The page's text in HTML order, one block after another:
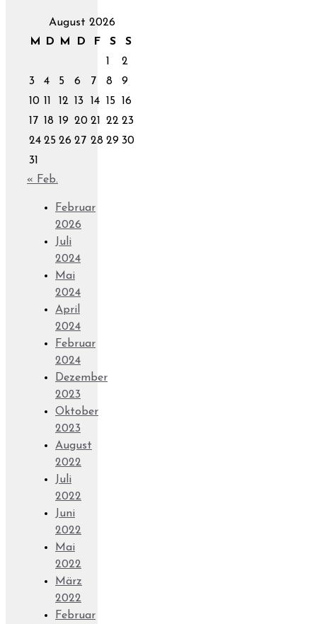
August 2026
M
D M D F S
S
1
2
3
4 5 6 7 8
9
10 11 12 13 14 15 16
17 18 19 20 21 22 23
24 25 26 27 28 29 30
31
« Feb.
Februar
2026
Juli
2024
Mai
2024
April
2024
Februar
2024
Dezember
2023
Oktober
2023
August
2022
Juli
2022
Juni
2022
Mai
2022
März
2022
Februar